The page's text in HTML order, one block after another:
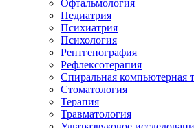
Офтальмология
Педиатрия
Психиатрия
Психология
Рентгенография
Рефлексотерапия
Спиральная компьютерная
Стоматология
Терапия
Травматология